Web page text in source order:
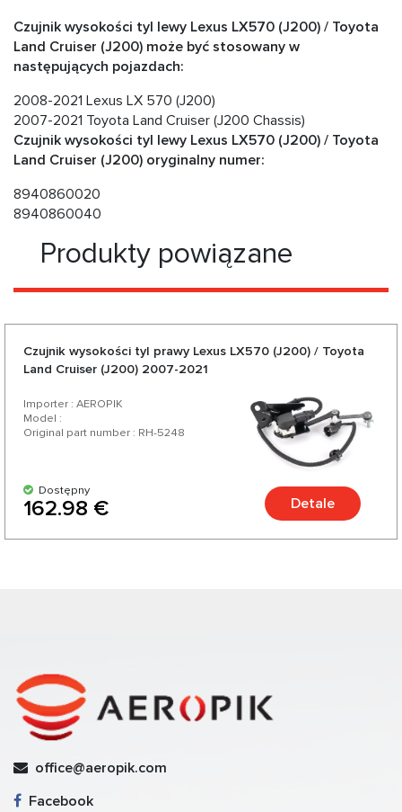
Czujnik wysokości tyl lewy Lexus LX570 (J200) / Toyota
Land Cruiser (J200) może być stosowany w
następujących pojazdach:
2008-2021 Lexus LX 570 (J200)
2007-2021 Toyota Land Cruiser (J200 Chassis)
Czujnik wysokości tyl lewy Lexus LX570 (J200) / Toyota
Land Cruiser (J200) oryginalny numer:
8940860020
8940860040
Produkty powiązane
Czujnik wysokości tyl prawy Lexus LX570 (J200) / Toyota
Land Cruiser (J200) 2007-2021
Importer : AEROPIK
Model :
Original part number : RH-5248
Dostępny
162.98 € Detale
office@aeropik.com
Facebook